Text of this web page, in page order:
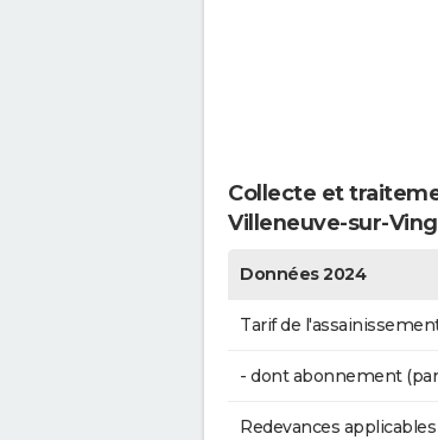
Collecte et
Villeneuve-sur-
Données 2024
Tarif de
- dont abonnement
Redevances